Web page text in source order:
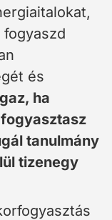
és
ha
tanulmány
tizenegy